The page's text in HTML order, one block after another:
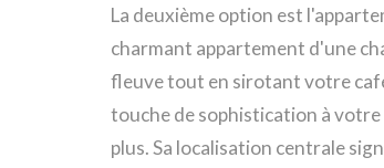
La deuxième option est
charmant appartement d'une
fleuve tout en sirotant votre
touche de sophistication à votre
plus. Sa localisation centrale